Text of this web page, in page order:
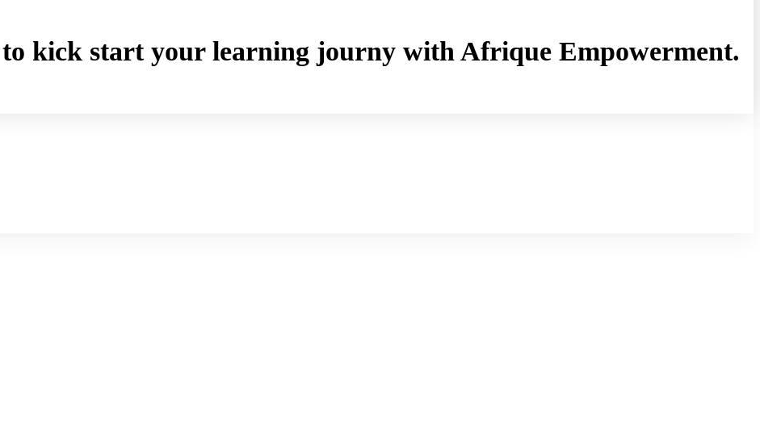
to kick start your learning journy with Afrique Empowerment.